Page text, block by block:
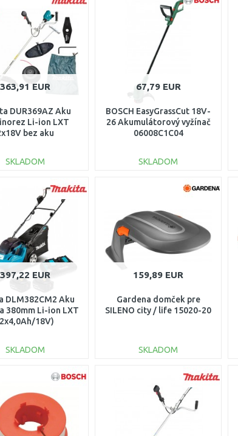
Porovnať Porovnať
363,91 EUR
DUR369AZ Aku
Li-ion LXT
bez aku
SKLADOM
DO KOŠÍKA
Porovnať
67,79 EUR
BOSCH EasyGrassCut 18V-
26 Akumulátorový vyžínač
06008C1C04
SKLADOM
DO KOŠÍKA
Porovnať
397,22 EUR
DLM382CM2 Aku
380mm Li-ion LXT
18V)
SKLADOM
DO KOŠÍKA
Porovnať
159,89 EUR
Gardena domček pre
SILENO city / life 15020-20
SKLADOM
DO KOŠÍKA
Porovnať